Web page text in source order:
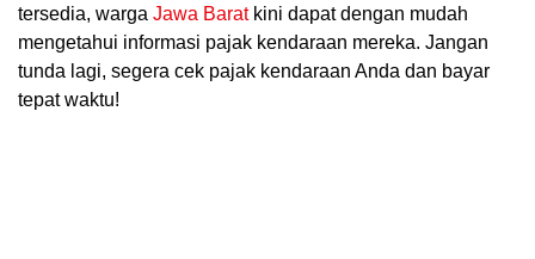
tersedia, warga Jawa Baratkini dapat dengan mudah
mengetahui informasi pajak kendaraan mereka. Jangan
tunda lagi, segera cek pajak kendaraan Anda dan bayar
tepat waktu!